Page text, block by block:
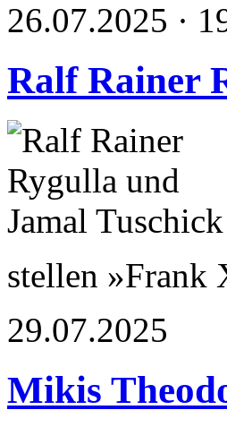
26.07.2025 ·
Ralf Rainer
stellen »Frank
29.07.2025
Mikis